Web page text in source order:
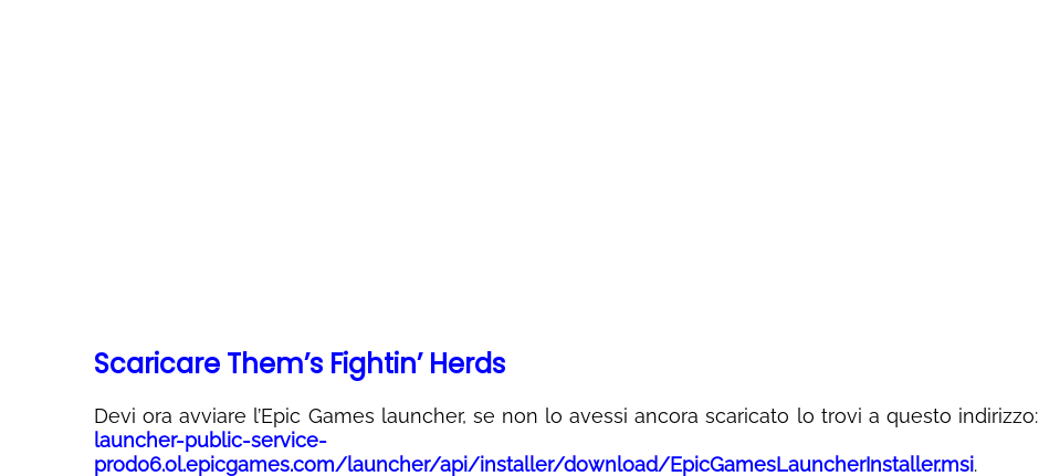
Scaricare Them’s Fightin’ Herds
Devi ora avviare l’Epic Games launcher, se non lo avessi ancora scaricato lo trovi a questo indirizzo:
launcher-public-service-
prod06.ol.epicgames.com/launcher/api/installer/download/EpicGamesLauncherInstaller.msi.